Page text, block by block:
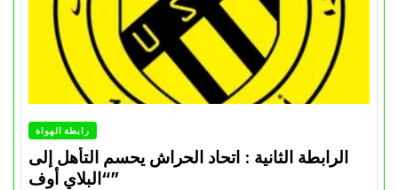
رابطة الهواة
الرابطة الثانية : اتحاد الحراش يحسم التأهل إلى
“البلاي أوف”